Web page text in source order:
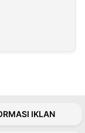
IKLAN